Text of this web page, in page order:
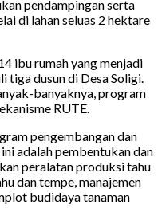
pendampingan serta
di lahan seluas 2 hektare
ibu rumah yang menjadi
dusun di Desa Soligi.
banyaknya, program
RUTE.
pengembangan dan
adalah pembentukan dan
peralatan produksi tahu
dan tempe, manajemen
budidaya tanaman